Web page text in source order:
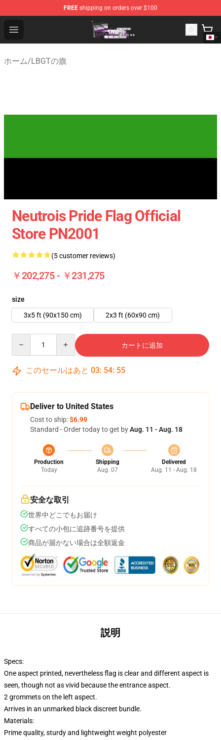
FREE shipping on orders over $100
Open menu
Asexual Flag Shop - The Best Store of Asexual Flag
ホーム/LBGTの旗
Neutrois Pride Flag Official
Store PN2001
(5 customer reviews)
￥202,275 - ￥231,275
size
3x5 ft (90x150 cm)
2x3 ft (60x90 cm)
カートに追加
このセールはあと 03: 54: 54
Deliver to United States
Cost to ship:$6.99
Standard - Order today to get byAug. 11 - Aug. 18
Production
Today
Shipping
Aug. 07
Delivered
Aug. 11 - Aug. 18
安全な取引
世界中どこでもお届け
すべての小包に追跡番号を提供
商品が届かない場合は全額返金
説明
Specs:
One aspect printed, nevertheless flag is clear and different aspect is
seen, though not as vivid because the entrance aspect.
2 grommets on the left aspect.
Arrives in an unmarked black discreet bundle.
Materials:
Prime quality, sturdy and lightweight weight polyester